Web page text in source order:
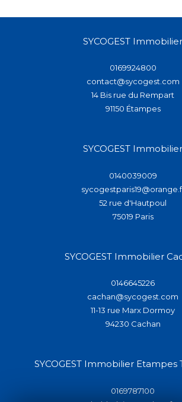
SYCOGEST Immobilier
0169924800
contact@sycogest.com
14 Bis rue du Rempart
91150
étampes
SYCOGEST Immobilier
0140039009
52 rue d'Hautpoul
75019
paris
SYCOGEST Immobilier
0146645226
cachan@sycogest.com
11-13 rue Marx Dormoy
94230
cachan
SYCOGEST Immobilier Etampes
0169787100